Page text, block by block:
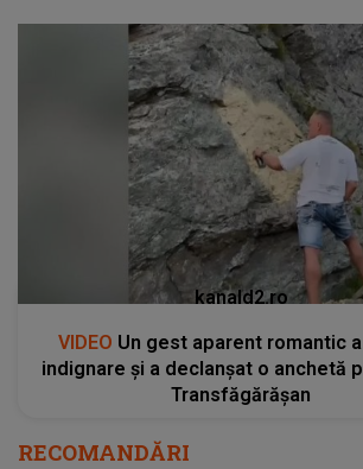
kanald2.ro
VIDEO Un gest aparent romantic
indignare și a declanșat o anchetă
Transfăgărășan
RECOMANDĂRI